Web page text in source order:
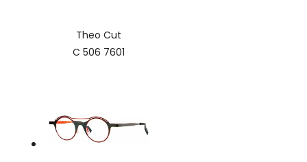
Theo Cut
C 506 7601